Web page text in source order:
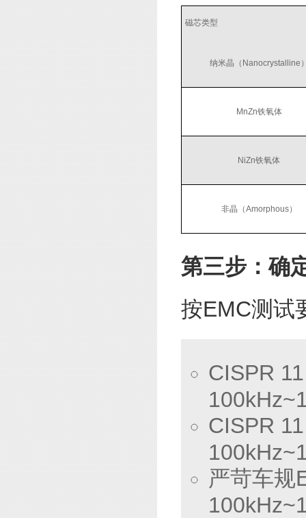
磁芯类型
纳米晶（Nanocrystalline
MnZn铁氧体
NiZn铁氧体
非晶（Amorphous）
第三步：确
按EMC测试
CISPR
CISPR
严苛车规